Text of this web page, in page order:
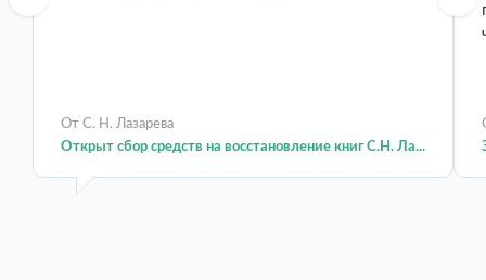
От С. Н. Лазарева
Открыт сбор средств на восстановление книг С.Н. Ла...